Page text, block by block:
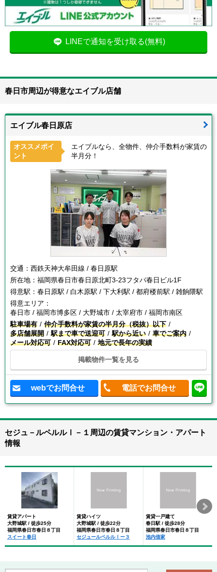
LINEで通知を受け取る(無料)
春日市周辺が得意なエイブル店舗
エイブル春日原店
オススメポイ
ント
エイブルなら、全物件、仲介手数料が家賃の
半月分！
交通： 西鉄天神大牟田線 / 春日原駅
所在地： 福岡県春日市春日原北町3-23フタバ春日ビル1F
得意駅： 春日原駅 / 白木原駅 / 下大利駅 / 都府楼前駅 / 雑餉隈駅
得意エリア：
春日市 / 福岡市博多区 / 大野城市 / 太宰府市 / 福岡市南区
駐車場有
仲介手数料が家賃の半月分（税抜）以下
多店舗展開
駅まで車で送迎可 駅から近い
車でご案内
メール対応可
FAX対応可 地元で長年の実績
掲載物件一覧を見る
webでお問合せ 電話でお問合せ
セジュ－ルペルルⅠ－１周辺の賃貸マンション・アパート
情報
賃貸アパート
大野城駅 / 徒歩25分
福岡県春日市春日８丁目
スイート春日
賃貸ハイツ
大野城駅 / 徒歩22分
福岡県春日市春日８丁目
セジュールペルルⅠー３
賃貸一戸建て
春日駅 / 徒歩28分
福岡県春日市春日８丁目
池内借家